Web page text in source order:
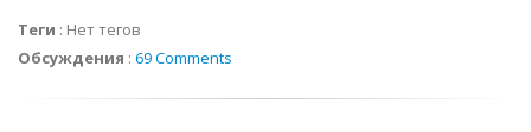
Теги : Нет тегов
Обсуждения : 69 Comments